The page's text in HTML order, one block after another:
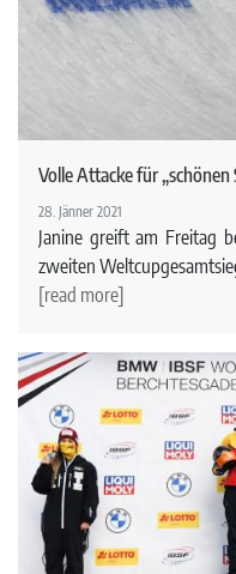
Volle Attacke für „schönen
28. Jänner 2021
Janine greift am Freitag
zweiten
[read more]